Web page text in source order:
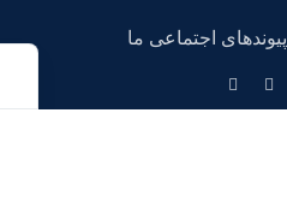
پیوندهای اجتماعی ما